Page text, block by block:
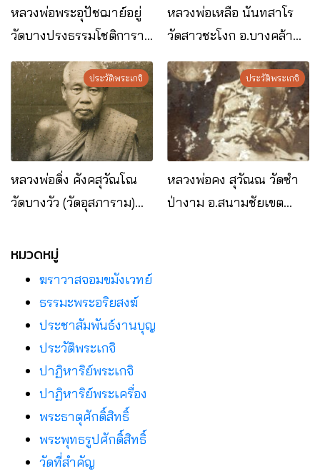
หลวงพ่อพระอุปัชฌาย์อยู่
วัดบางปรงธรรมโชติการาม
อ.เมือง จ.ฉะเชิงเทรา
หลวงพ่อเหลือ นันทสาโร
วัดสาวชะโงก อ.บางคล้า
จ.ฉะเชิงเทรา
ประวัติพระเกจิ
หลวงพ่อดิ่ง คังคสุวัณโณ
วัดบางวัว (วัดอุสภาราม)
ประวัติพระเกจิ
หลวงพ่อคง สุวัณณ วัดซำ
ป่างาม อ.สนามชัยเขต
หมวดหมู่
ฆราวาสจอมขมังเวทย์
ธรรมะพระอริยสงฆ์
ประชาสัมพันธ์งานบุญ
ประวัติพระเกจิ
ปาฏิหาริย์พระเกจิ
ปาฏิหาริย์พระเครื่อง
พระธาตุศักดิ์สิทธิ์
พระพุทธรูปศักดิ์สิทธิ์
วัดที่สําคัญ